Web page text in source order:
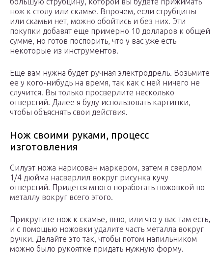
нож к столу или скамье. Впрочем, если струбцины
или скамьи нет, можно обойтись и без них. Эти
покупки добавят еще примерно 10 долларов к общей
сумме, но готов поспорить, что у вас уже есть
некоторые из инструментов.
Еще вам нужна будет ручная электродрель. Возьмите
ее у кого-нибудь на время, так как с ней ничего не
случится. Вы только просверлите несколько
отверстий. Далее я буду использовать картинки,
чтобы объяснять свои действия.
Нож своими руками, процесс
изготовления
Силуэт ножа нарисован маркером, затем я сверлом
1/4 дюйма насверлил вокруг рисунка кучу
отверстий. Придется много поработать ножовкой по
металлу вокруг всего этого.
Прикрутите нож к скамье, пню, или что у вас там есть,
и с помощью ножовки удалите часть металла вокруг
ручки. Делайте это так, чтобы потом напильником
можно было рукоятке придать нужную форму.